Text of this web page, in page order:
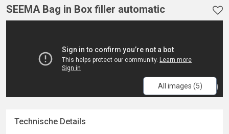
SEEMA Bag in Box filler automatic
All images (5)
Technische Details